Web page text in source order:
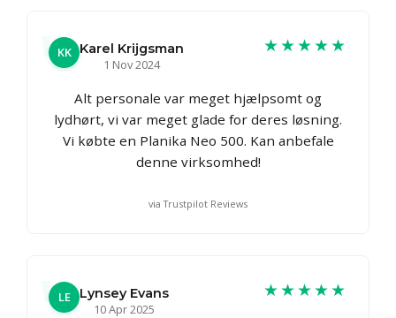
KK Karel Krijgsman
1 Nov 2024
★★★★★
Alt personale var meget hjælpsomt og
lydhørt, vi var meget glade for deres løsning.
Vi købte en Planika Neo 500. Kan anbefale
denne virksomhed!
via Trustpilot Reviews
LE
Lynsey Evans
10 Apr 2025
★★★★★